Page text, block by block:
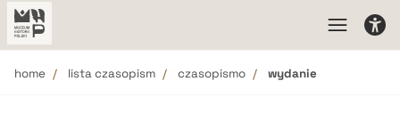
home lista czasopism czasopismo wydanie